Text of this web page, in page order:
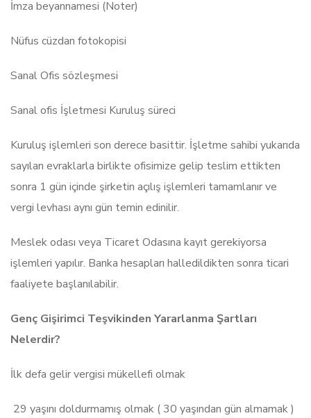
İmza beyannamesi (Noter)
Nüfus cüzdan fotokopisi
Sanal Ofis sözleşmesi
Sanal ofis İşletmesi Kuruluş süreci
Kuruluş işlemleri son derece basittir. İşletme sahibi yukarıda
sayılan evraklarla birlikte ofisimize gelip teslim ettikten
sonra 1 gün içinde şirketin açılış işlemleri tamamlanır ve
vergi levhası aynı gün temin edinilir.
Meslek odası veya Ticaret Odasına kayıt gerekiyorsa
işlemleri yapılır. Banka hesapları halledildikten sonra ticari
faaliyete başlanılabilir.
Genç Gişirimci Teşvikinden Yararlanma Şartları
Nelerdir?
İlk defa gelir vergisi mükellefi olmak
29 yaşını doldurmamış olmak ( 30 yaşından gün almamak )